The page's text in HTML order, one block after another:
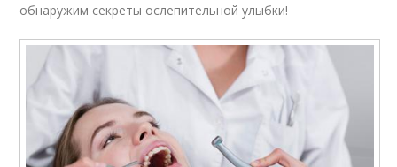
обнаружим секреты ослепительной улыбки!